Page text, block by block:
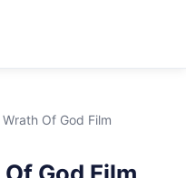
Of God Film